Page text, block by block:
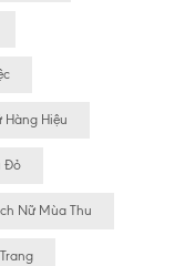
Hàng Hiệu
Đỏ
Nữ Mùa Thu